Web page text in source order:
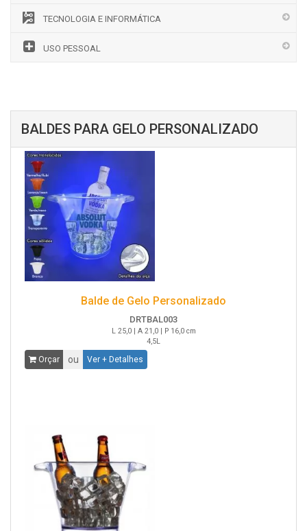
TECNOLOGIA E INFORMÁTICA
USO PESSOAL
BALDES PARA GELO PERSONALIZADO
Balde de Gelo Personalizado
DRTBAL003
L 25,0 | A 21,0 | P 16,0 cm
4,5L
Orçar ou Ver + Detalhes